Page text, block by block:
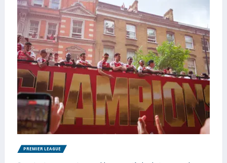
PREMIER LEAGUE